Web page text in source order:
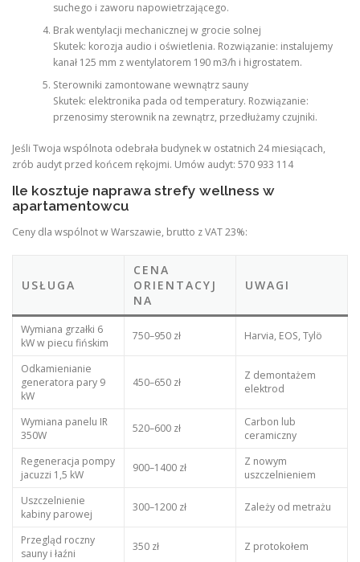
suchego i zaworu napowietrzającego.
Brak wentylacji mechanicznej w grocie solnej
Skutek: korozja audio i oświetlenia. Rozwiązanie: instalujemy
kanał 125 mm z wentylatorem 190 m3/h i higrostatem.
Sterowniki zamontowane wewnątrz sauny
Skutek: elektronika pada od temperatury. Rozwiązanie:
przenosimy sterownik na zewnątrz, przedłużamy czujniki.
Jeśli Twoja wspólnota odebrała budynek w ostatnich 24 miesiącach,
zrób audyt przed końcem rękojmi. Umów audyt: 570 933 114
Ile kosztuje naprawa strefy wellness w
apartamentowcu
Ceny dla wspólnot w Warszawie, brutto z VAT 23%:
USŁUGA
CENA
ORIENTACYJ
NA
UWAGI
Wymiana grzałki 6
kW w piecu fińskim
750–950 zł Harvia, EOS, Tylö
Odkamienianie
generatora pary 9
kW
450–650 zł
Z demontażem
elektrod
Wymiana panelu IR
350W
520–600 zł
Carbon lub
ceramiczny
Regeneracja pompy
jacuzzi 1,5 kW
900–1400 zł
Z nowym
uszczelnieniem
Uszczelnienie
kabiny parowej
300–1200 zł Zależy od metrażu
Przegląd roczny
sauny i łaźni
350 zł Z protokołem